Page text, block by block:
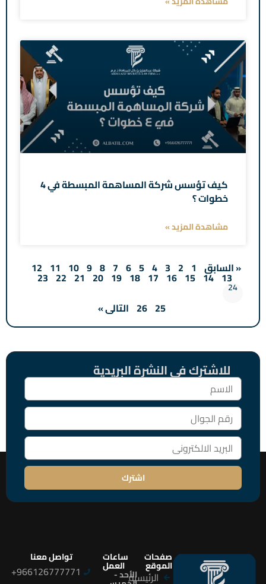
كيف تؤسس شركة المساهمة المبسطة في 4
خطوات ؟
مشاهدة المزيد »
« السابق 1
2
3
4
5
6
7
8
9
10
11
12
13
14
15
16
17
18
19
20
21
22
23
24
25
26 التالى »
للاشترك فى النشرة البريدية
اشترك
صفحات
الموقع
الرئيسية
ساعات
العمل
الأحد -
تواصل معنا
966126777771+